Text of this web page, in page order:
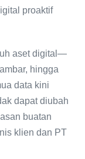
proaktif
aset digital—
hingga
data kini
dapat diubah
buatan
klien dan PT